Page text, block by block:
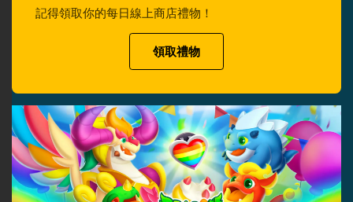
記得領取你的每日線上商店禮物！
領取禮物